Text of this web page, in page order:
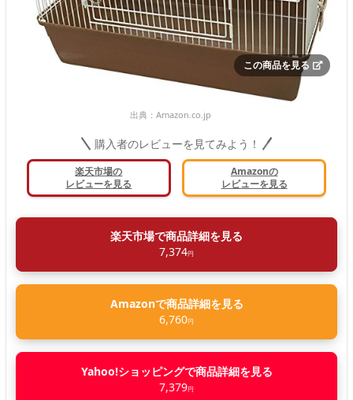
この商品を見る
出典： Amazon.co.jp
購入者のレビューを見てみよう！
楽天市場の
レビューを見る
Amazonの
レビューを見る
楽天市場で商品詳細を見る
7,374円
Amazonで商品詳細を見る
6,760円
Yahoo!ショッピングで商品詳細を見る
7,379円